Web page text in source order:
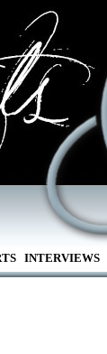
INTERVIEWS